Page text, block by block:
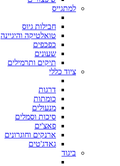
למתגייס
חבילות גיוס
טואלטיקה והיגיינה
כפכפים
שעונים
תיקים ותרמילים
ציוד כללי
דרגות
כומתות
מנעולים
סיכות וסמלים
פאצ'ים
ארנקים וחוגרונים
גאדג'טים
ביגוד